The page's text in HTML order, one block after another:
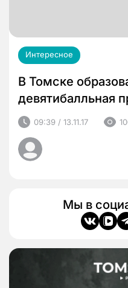
Интересное
В Томске
девятибалльная
09:39 / 13.11.17
Мы в